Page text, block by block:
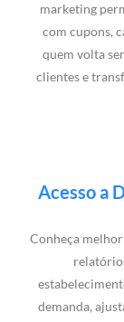
marketing
com cupons,
quem volta
clientes e
Acesso a
Conheça
demanda,